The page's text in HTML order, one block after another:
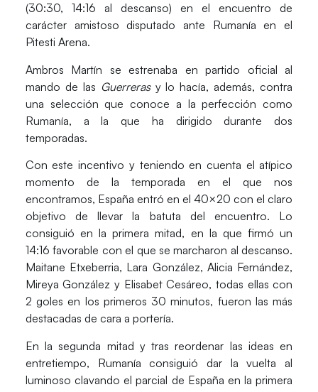
(30:30, 14:16 al descanso) en el encuentro de
carácter amistoso disputado ante Rumanía en el
Pitesti Arena.
Ambros Martín se estrenaba en partido oficial al
mando de las Guerrerasy lo hacía, además, contra
una selección que conoce a la perfección como
Rumanía, a la que ha dirigido durante dos
temporadas.
Con este incentivo y teniendo en cuenta el atípico
momento de la temporada en el que nos
encontramos, España entró en el 40×20 con el claro
objetivo de llevar la batuta del encuentro. Lo
consiguió en la primera mitad, en la que firmó un
14:16 favorable con el que se marcharon al descanso.
Maitane Etxeberria, Lara González, Alicia Fernández,
Mireya González y Elisabet Cesáreo, todas ellas con
2 goles en los primeros 30 minutos, fueron las más
destacadas de cara a portería.
En la segunda mitad y tras reordenar las ideas en
entretiempo, Rumanía consiguió dar la vuelta al
luminoso clavando el parcial de España en la primera